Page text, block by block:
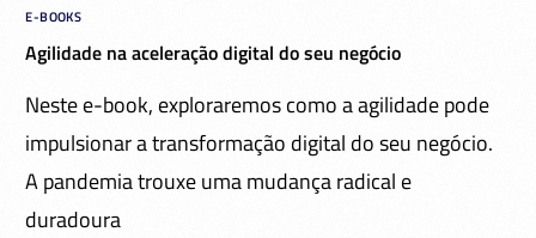
E-BOOKS
Agilidade na aceleração digital do seu negócio
Neste e-book, exploraremos como a agilidade pode
impulsionar a transformação digital do seu negócio.
A pandemia trouxe uma mudança radical e
duradoura